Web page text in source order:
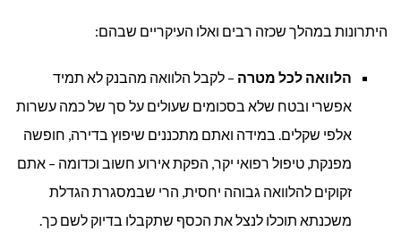
היתרונות במהלך שכזה רבים ואלו העיקריים שבהם:
הלוואה לכל מטרה – לקבל הלוואה מהבנק לא תמיד
אפשרי ובטח שלא בסכומים שעולים על סך של כמה עשרות
אלפי שקלים. במידה ואתם מתכננים שיפוץ בדירה, חופשה
מפנקת, טיפול רפואי יקר, הפקת אירוע חשוב וכדומה – אתם
זקוקים להלוואה גבוהה יחסית, הרי שבמסגרת הגדלת
משכנתא תוכלו לנצל את הכסף שתקבלו בדיוק לשם כך.